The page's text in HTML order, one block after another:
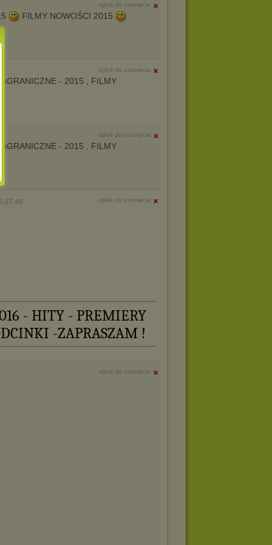
zgłoś do usunięcia
FILMY NOWOŚCI 2015
zgłoś do usunięcia
- 2015 , FILMY
zgłoś do usunięcia
- 2015 , FILMY
07:46 zgłoś do usunięcia
- HITY - PREMIERY
-ZAPRASZAM !
zgłoś do usunięcia